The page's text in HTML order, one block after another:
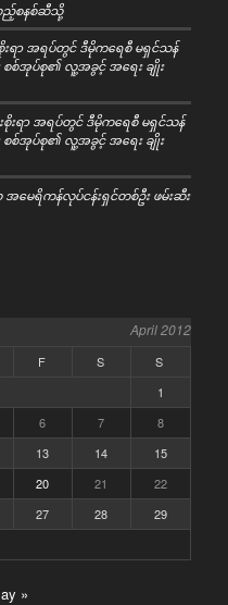
ည့်စနစ်ဆီသို့
းရာ အရပ်တွင် ဒီမိုကရေစီ မရှင်သန်
စ်အုပ်စု၏ လူ့အခွင့် အရေး ချိုး
စိုးရာ အရပ်တွင် ဒီမိုကရေစီ မရှင်သန်
စ်အုပ်စု၏ လူ့အခွင့် အရေး ချိုး
မေရိကန်လုပ်ငန်းရှင်တစ်ဦး ဖမ်းဆီး
April 2012
F S
S
1
6 7
8
13 14
15
20 21
22
27 28
29
»